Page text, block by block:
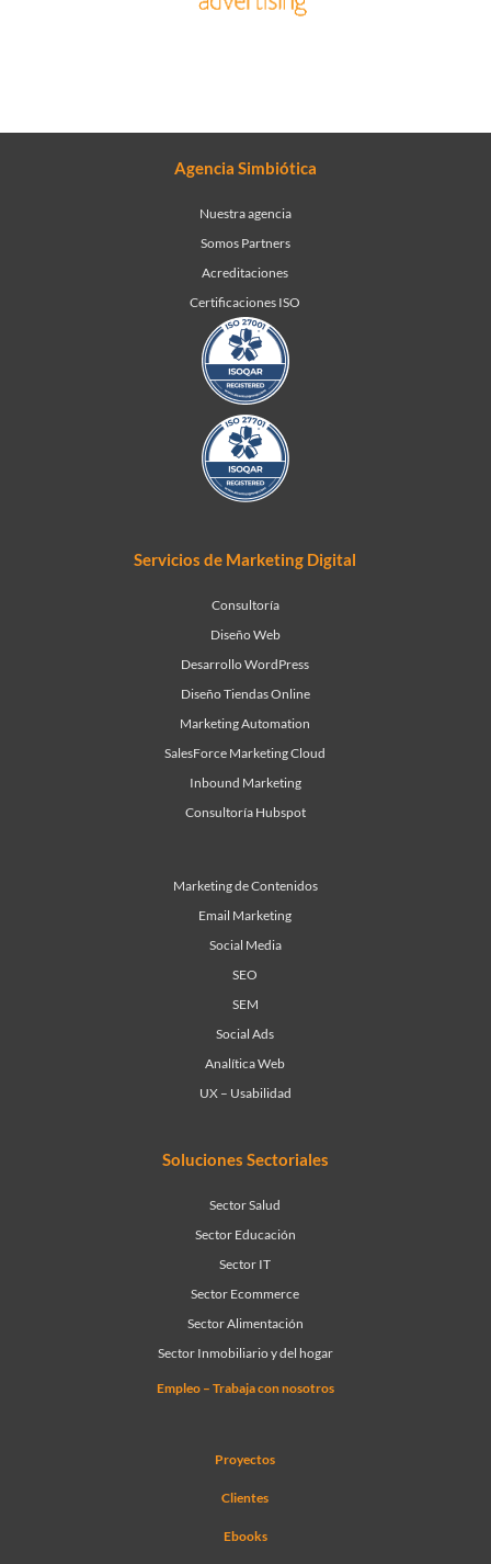
Agencia Simbiótica
Nuestra agencia
Somos Partners
Acreditaciones
Certificaciones ISO
Servicios de Marketing Digital
Consultoría
Diseño Web
Desarrollo WordPress
Diseño Tiendas Online
Marketing Automation
SalesForce Marketing Cloud
Inbound Marketing
Consultoría Hubspot
Marketing de Contenidos
Email Marketing
Social Media
SEO
SEM
Social Ads
Analítica Web
UX – Usabilidad
Soluciones Sectoriales
Sector Salud
Sector Educación
Sector IT
Sector Ecommerce
Sector Alimentación
Sector Inmobiliario y del hogar
Empleo – Trabaja con nosotros
Proyectos
Clientes
Ebooks